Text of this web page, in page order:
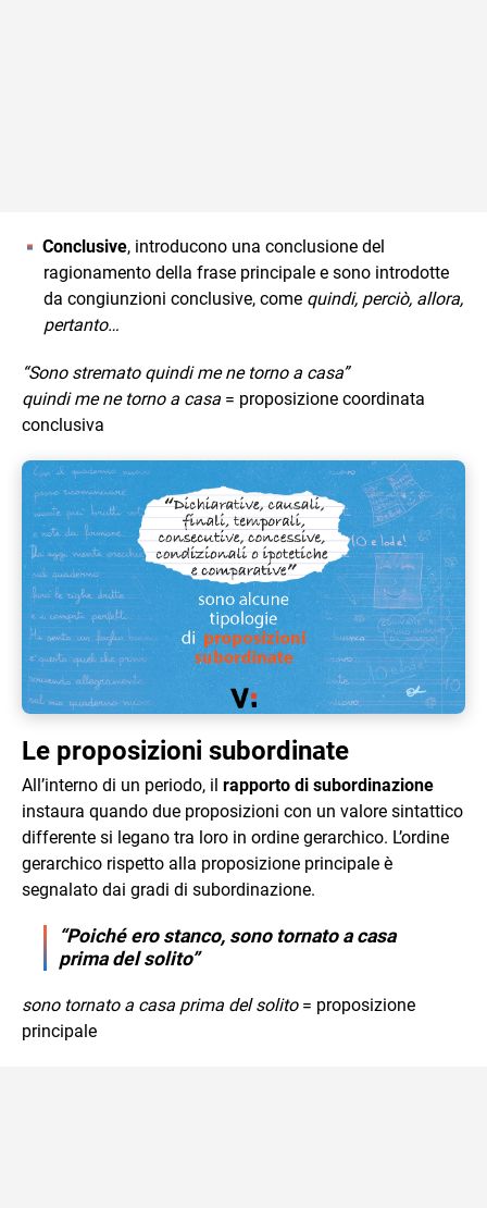
Conclusive, introducono una conclusione del
ragionamento della frase principale e sono introdotte
da congiunzioni conclusive, come quindi, perciò, allora,
pertanto…
“Sono stremato quindi me ne torno a casa”
quindi me ne torno a casa = proposizione coordinata
conclusiva
Le proposizioni subordinate
All’interno di un periodo, il rapporto di subordinazione
instaura quando due proposizioni con un valore sintattico
differente si legano tra loro in ordine gerarchico. L’ordine
gerarchico rispetto alla proposizione principale è
segnalato dai gradi di subordinazione.
“Poiché ero stanco, sono tornato a casa
prima del solito”
sono tornato a casa prima del solito = proposizione
principale